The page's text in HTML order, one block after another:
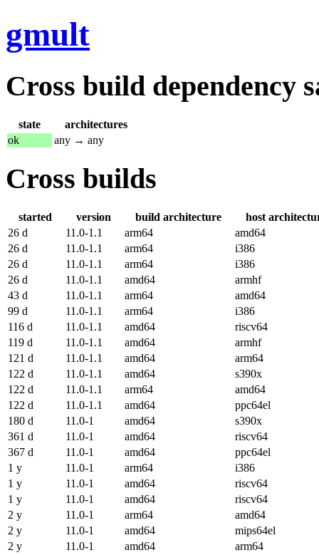
gmult
Cross build dependency
state
architectures
ok
any → any
Cross builds
started version build architecture
host
26 d
11.0-1.1 arm64
amd64
26 d
11.0-1.1 arm64
i386
26 d
11.0-1.1 arm64
i386
26 d
11.0-1.1 amd64
armhf
43 d
11.0-1.1 arm64
amd64
99 d
11.0-1.1 arm64
i386
116 d
11.0-1.1 amd64
riscv64
119 d
11.0-1.1 amd64
armhf
121 d
11.0-1.1 amd64
arm64
122 d
11.0-1.1 amd64
s390x
122 d
11.0-1.1 arm64
amd64
122 d
11.0-1.1 amd64
ppc64el
180 d
11.0-1 amd64
s390x
361 d
11.0-1 amd64
riscv64
367 d
11.0-1 amd64
ppc64el
1 y
11.0-1 arm64
i386
1 y
11.0-1 amd64
riscv64
1 y
11.0-1 amd64
riscv64
2 y
11.0-1 arm64
amd64
2 y
11.0-1 amd64
mips64el
2 y
11.0-1 amd64
arm64